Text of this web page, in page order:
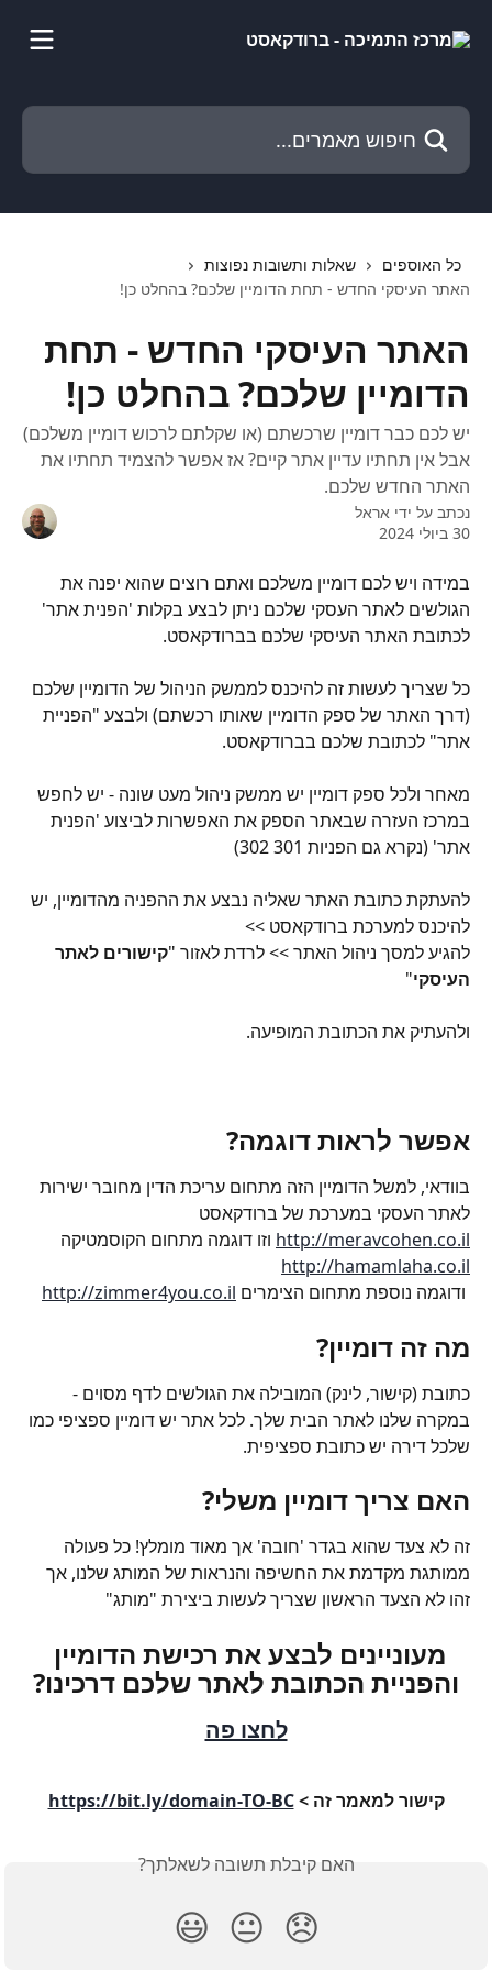
חיפוש מאמרים...
כל האוספים
שאלות ותשובות נפוצות
האתר העיסקי החדש - תחת הדומיין שלכם? בהחלט כן!
האתר העיסקי החדש - תחת
הדומיין שלכם? בהחלט כן!
יש לכם כבר דומיין שרכשתם (או שקלתם לרכוש דומיין משלכם)
אבל אין תחתיו עדיין אתר קיים? אז אפשר להצמיד תחתיו את
האתר החדש שלכם.
נכתב על ידי אראל
30 ביולי 2024
במידה ויש לכם דומיין משלכם ואתם רוצים שהוא יפנה את
הגולשים לאתר העסקי שלכם ניתן לבצע בקלות 'הפנית אתר'
לכתובת האתר העיסקי שלכם בברודקאסט.
כל שצריך לעשות זה להיכנס לממשק הניהול של הדומיין שלכם
(דרך האתר של ספק הדומיין שאותו רכשתם) ולבצע "הפניית
אתר" לכתובת שלכם בברודקאסט.
מאחר ולכל ספק דומיין יש ממשק ניהול מעט שונה - יש לחפש
במרכז העזרה שבאתר הספק את האפשרות לביצוע 'הפנית
אתר' (נקרא גם הפניות 301 302)
להעתקת כתובת האתר שאליה נבצע את ההפניה מהדומיין, יש
להיכנס למערכת ברודקאסט >>
להגיע למסך ניהול האתר >> לרדת לאזור "קישורים לאתר
העיסקי"
ולהעתיק את הכתובת המופיעה.
אפשר לראות דוגמה?
בוודאי, למשל הדומיין הזה מתחום עריכת הדין מחובר ישירות
לאתר העסקי במערכת של ברודקאסט
http://meravcohen.co.il וזו דוגמה מתחום הקוסמטיקה
http://hamamlaha.co.il
http://zimmer4you.co.il
מה זה דומיין?
כתובת (קישור, לינק) המובילה את הגולשים לדף מסוים -
במקרה שלנו לאתר הבית שלך. לכל אתר יש דומיין ספציפי כמו
שלכל דירה יש כתובת ספציפית.
האם צריך דומיין משלי?
זה לא צעד שהוא בגדר 'חובה' אך מאוד מומלץ! כל פעולה
ממותגת מקדמת את החשיפה והנראות של המותג שלנו, אך
זהו לא הצעד הראשון שצריך לעשות ביצירת "מותג"
מעוניינים לבצע את רכישת הדומיין
והפניית הכתובת לאתר שלכם דרכינו?
לחצו פה
קישור למאמר זה > https://bit.ly/domain-TO-BC
האם קיבלת תשובה לשאלתך?
😞
😐
😃